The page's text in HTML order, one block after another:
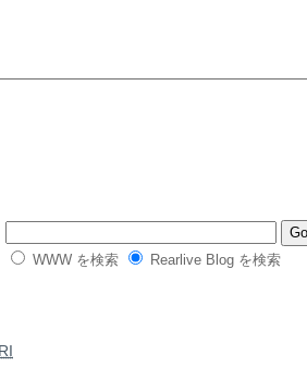
WWW を検索 Rearlive Blog を検索